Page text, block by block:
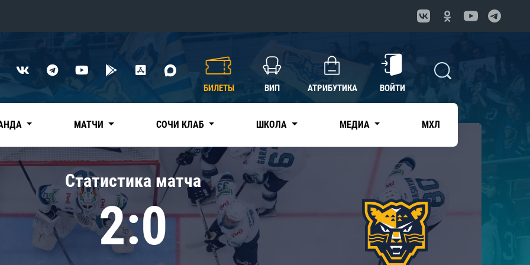
Нефтехимик
Дивизион Чернышева
Авангард
Адмирал
КХЛ
БИЛЕТЫ ВИП АТРИБУТИКА ВОЙТИ
МАТЧИ СОЧИ КЛАБ ШКОЛА МЕДИА МХЛ
Статистика матча
2:0